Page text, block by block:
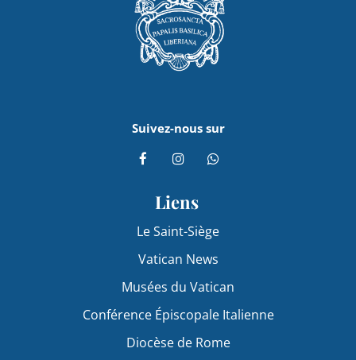
Suivez-nous sur
Liens
Le Saint-Siège
Vatican News
Musées du Vatican
Conférence Épiscopale Italienne
Diocèse de Rome